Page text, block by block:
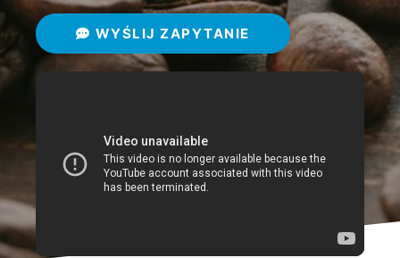
WYŚLIJ ZAPYTANIE